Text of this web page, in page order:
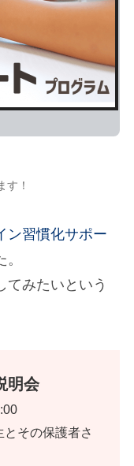
す！
ン習慣化サポー
てみたいという
明会
その保護者さ